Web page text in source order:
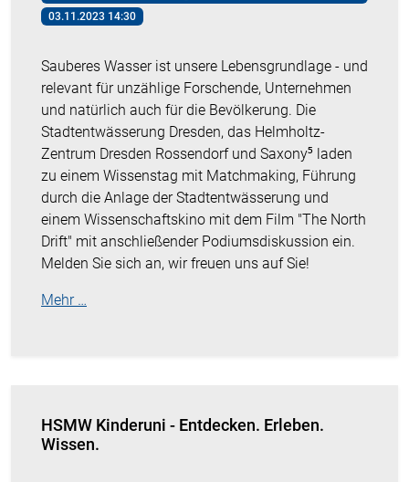
03.11.2023 14:30
Sauberes Wasser ist unsere Lebensgrundlage - und
relevant für unzählige Forschende, Unternehmen
und natürlich auch für die Bevölkerung. Die
Stadtentwässerung Dresden, das Helmholtz-
Zentrum Dresden Rossendorf und Saxony⁵ laden
zu einem Wissenstag mit Matchmaking, Führung
durch die Anlage der Stadtentwässerung und
einem Wissenschaftskino mit dem Film "The North
Drift" mit anschließender Podiumsdiskussion ein.
Melden Sie sich an, wir freuen uns auf Sie!
Mehr …
HSMW Kinderuni - Entdecken. Erleben.
Wissen.